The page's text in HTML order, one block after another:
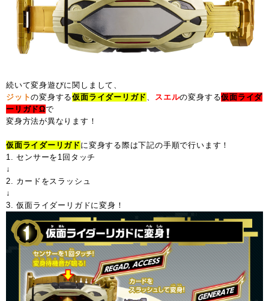
続いて変身遊びに関しまして、
ジットの変身する仮面ライダーリガド スエルの変身する仮面ライダ
ーリガドΩで
変身方法が異なります！
仮面ライダーリガド に変身する際は下記の手順で行います！
1. センサーを1回タッチ
↓
2. カードをスラッシュ
↓
3. 仮面ライダーリガドに変身！